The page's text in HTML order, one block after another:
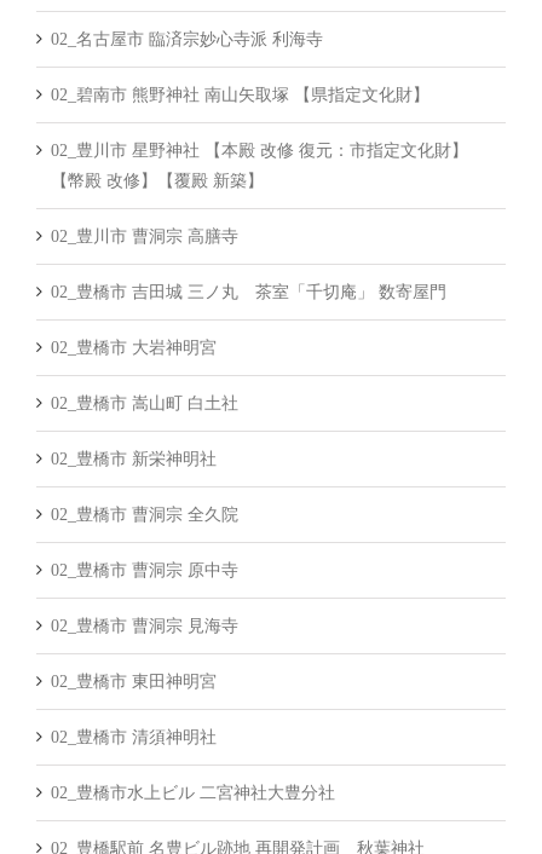
02_名古屋市 臨済宗妙心寺派 利海寺
02_碧南市 熊野神社 南山矢取塚 【県指定文化財】
02_豊川市 星野神社 【本殿 改修 復元：市指定文化財】
【幣殿 改修】【覆殿 新築】
02_豊川市 曹洞宗 高膳寺
02_豊橋市 吉田城 三ノ丸 茶室「千切庵」 数寄屋門
02_豊橋市 大岩神明宮
02_豊橋市 嵩山町 白土社
02_豊橋市 新栄神明社
02_豊橋市 曹洞宗 全久院
02_豊橋市 曹洞宗 原中寺
02_豊橋市 曹洞宗 見海寺
02_豊橋市 東田神明宮
02_豊橋市 清須神明社
02_豊橋市水上ビル 二宮神社大豊分社
02_豊橋駅前 名豊ビル跡地 再開発計画 秋葉神社